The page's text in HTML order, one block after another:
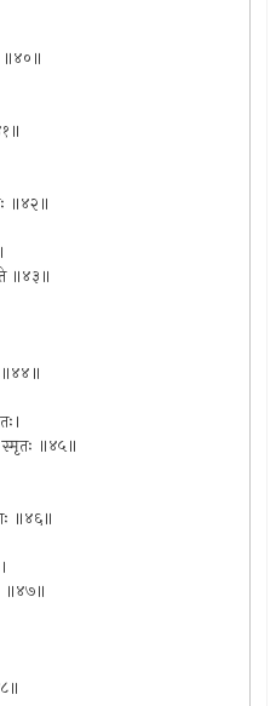
॥४०॥
॥४२॥
॥४३॥
॥४४॥
स्मृतः ॥४५॥
॥४६॥
॥४७॥